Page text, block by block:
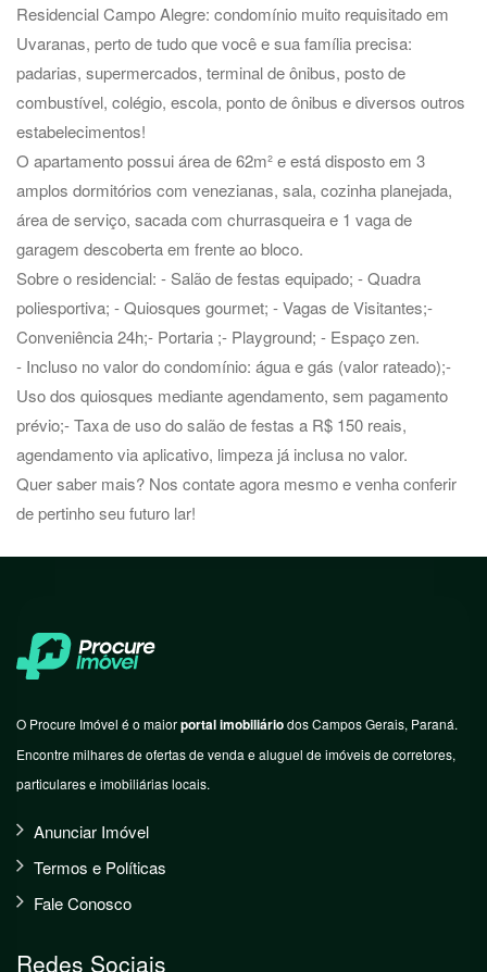
Residencial Campo Alegre: condomínio muito requisitado em
Uvaranas, perto de tudo que você e sua família precisa:
padarias, supermercados, terminal de ônibus, posto de
combustível, colégio, escola, ponto de ônibus e diversos outros
estabelecimentos!
O apartamento possui área de 62m² e está disposto em 3
amplos dormitórios com venezianas, sala, cozinha planejada,
área de serviço, sacada com churrasqueira e 1 vaga de
garagem descoberta em frente ao bloco.
Sobre o residencial: - Salão de festas equipado; - Quadra
poliesportiva; - Quiosques gourmet; - Vagas de Visitantes;-
Conveniência 24h;- Portaria ;- Playground; - Espaço zen.
- Incluso no valor do condomínio: água e gás (valor rateado);-
Uso dos quiosques mediante agendamento, sem pagamento
prévio;- Taxa de uso do salão de festas a R$ 150 reais,
agendamento via aplicativo, limpeza já inclusa no valor.
Quer saber mais? Nos contate agora mesmo e venha conferir
de pertinho seu futuro lar!
O Procure Imóvel é o maiorportal imobiliáriodos Campos Gerais, Paraná.
Encontre milhares de ofertas de venda e aluguel de imóveis de corretores,
particulares e imobiliárias locais.
Anunciar Imóvel
Termos e Políticas
Fale Conosco
Redes Sociais